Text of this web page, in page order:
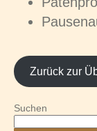
Zurück zur
Suchen